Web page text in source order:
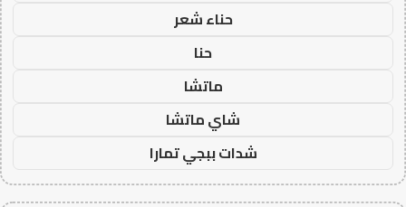
حناء شعر
حنا
ماتشا
شاي ماتشا
شدات ببجي تمارا